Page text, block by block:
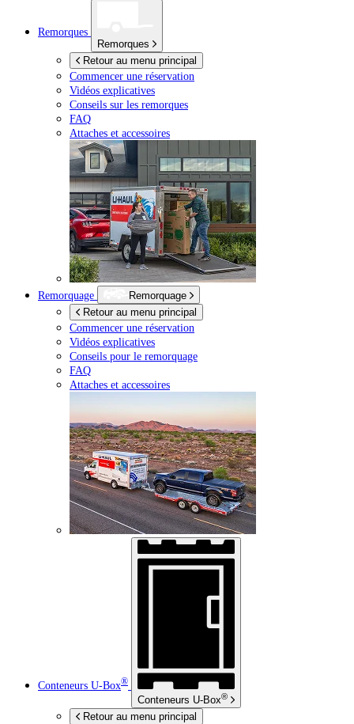
Remorques
Remorques
Retour au menu principal
Commencer une réservation
Vidéos explicatives
Conseils sur les remorques
FAQ
Attaches et accessoires
Remorquage
Remorquage
Retour au menu principal
Commencer une réservation
Vidéos explicatives
Conseils pour le remorquage
FAQ
Attaches et accessoires
Conteneurs U-Box®
Conteneurs U-Box®
Retour au menu principal